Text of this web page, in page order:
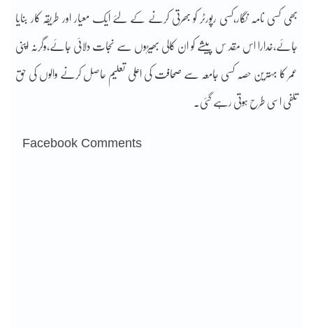
بھی کسی نامہ نگار،کسی رپورٹر کو بھرتی کرنے کے لئے ایک معیار اور طریقہ کار بنایا
جائے،خدارا اس مقد س پیشے کو ان کالی بھیڑوں سے نجات دلائی جائے،وگرنہ اپنی
عمر کا بہترین حصہ کسی جامعہ سے صحافت کی اعلی تعلیم حاصل کرنے والوں کی حق
تلفی اسی طرح ہوتی رہے گئی۔
Facebook Comments